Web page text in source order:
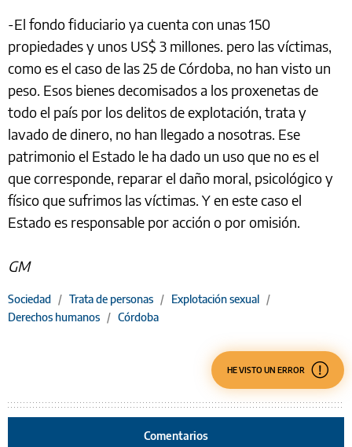
-El fondo fiduciario ya cuenta con unas 150
propiedades y unos US$ 3 millones. pero las víctimas,
como es el caso de las 25 de Córdoba, no han visto un
peso. Esos bienes decomisados a los proxenetas de
todo el país por los delitos de explotación, trata y
lavado de dinero, no han llegado a nosotras. Ese
patrimonio el Estado le ha dado un uso que no es el
que corresponde, reparar el daño moral, psicológico y
físico que sufrimos las víctimas. Y en este caso el
Estado es responsable por acción o por omisión.
GM
Sociedad / Trata de personas / Explotación sexual /
Derechos humanos / Córdoba
HE VISTO UN ERROR
Comentarios